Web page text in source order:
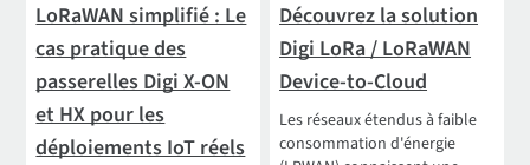
LoRaWAN simplifié : Le
cas pratique des
passerelles Digi X-ON
et HX pour les
déploiements IoT réels
Découvrez la solution
Digi LoRa / LoRaWAN
Device-to-Cloud
Les réseaux étendus à faible
consommation d'énergie